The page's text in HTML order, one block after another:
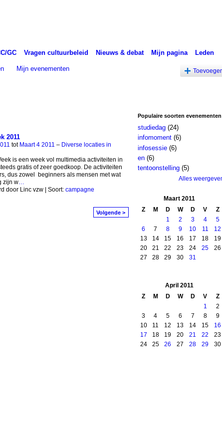
GC Vragen cultuurbeleid Nieuws & debat Mijn pagina Leden
Mijn evenementen
2011
tot Maart 4 2011 – Diverse locaties in
is een week vol multimedia activiteiten in
gratis of zeer goedkoop. De activiteiten
dus zowel beginners als mensen met wat
zijn w…
door Linc vzw | Soort: campagne
Volgende >
Populaire soorten evenementen
studiedag(24)
infomoment(6)
infosessie(6)
en(6)
tentoonstelling(5)
Alles
Maart 2011
Z
M D W D V
Z
1
2 3 4
5
6
7 8 9 10 11
12
13
14 15 16 17 18
19
20
21 22 23 24 25
26
27
28 29 30 31
April 2011
Z
M D W D V
Z
1
2
3
4 5 6 7 8
9
10
11 12 13 14 15
16
17
18 19 20 21 22
23
24
25 26 27 28 29 30